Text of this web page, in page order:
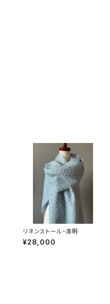
リネンストール・清明
¥28,000